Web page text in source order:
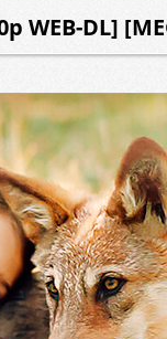
WEB-DL]